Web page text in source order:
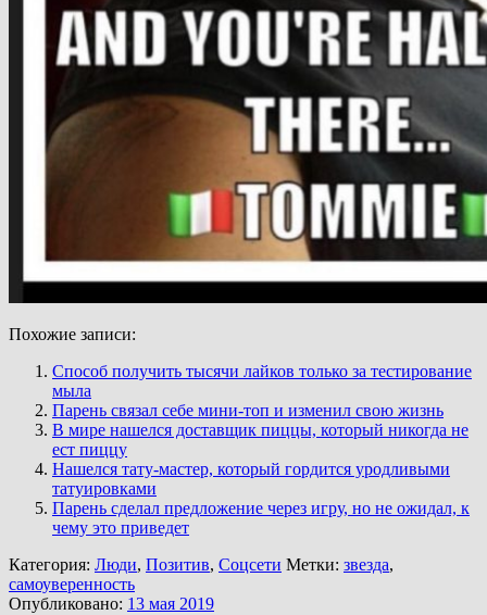
Похожие записи:
Способ получить тысячи лайков только за тестирование
мыла
Парень связал себе мини-топ и изменил свою жизнь
В мире нашелся доставщик пиццы, который никогда не
ест пиццу
Нашелся тату-мастер, который гордится уродливыми
татуировками
Парень сделал предложение через игру, но не ожидал, к
чему это приведет
Категория: Люди, Позитив, Соцсети Метки: звезда,
самоуверенность
Опубликовано: 13 мая 2019